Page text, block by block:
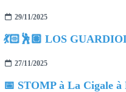
29/11/2025
💃🏻🕺🏽 LOS
27/11/2025
📅 STOMP à La Cigale à